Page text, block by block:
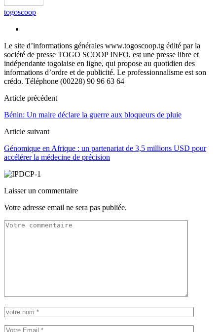
togoscoop
Le site d’informations générales www.togoscoop.tg édité par la
société de presse TOGO SCOOP INFO, est une presse libre et
indépendante togolaise en ligne, qui propose au quotidien des
informations d’ordre et de publicité. Le professionnalisme est son
crédo. Téléphone (00228) 90 96 63 64
Article précédent
Bénin: Un maire déclare la guerre aux bloqueurs de pluie
Article suivant
Génomique en Afrique : un partenariat de 3,5 millions USD pour
accélérer la médecine de précision
Laisser un commentaire
Votre adresse email ne sera pas publiée.